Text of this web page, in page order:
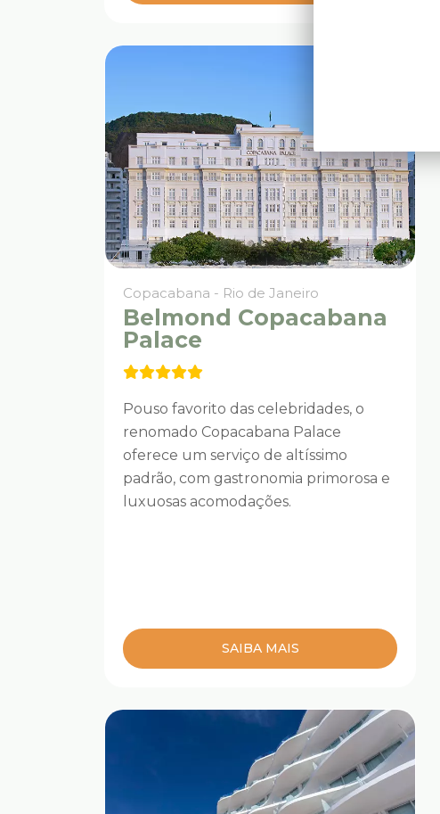
Copacabana - Rio de Janeiro
Belmond Copacabana
Palace
Pouso favorito das celebridades, o
renomado Copacabana Palace
oferece um serviço de altíssimo
padrão, com gastronomia primorosa e
luxuosas acomodações.
SAIBA MAIS